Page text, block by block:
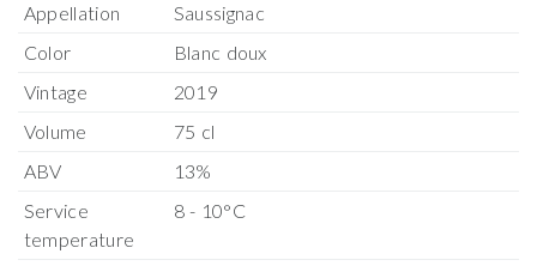
Appellation
Saussignac
Color
Blanc doux
Vintage
2019
Volume
75 cl
ABV
13%
Service
temperature
8 - 10°C